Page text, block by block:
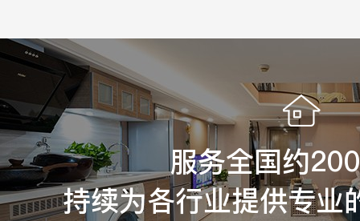
服务全国约
持续为各行业提供专业